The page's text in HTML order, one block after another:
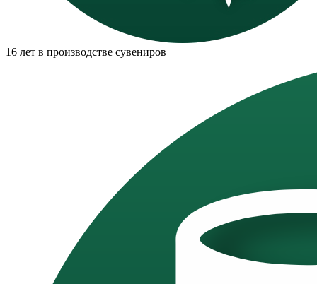
16 лет в производстве сувениров